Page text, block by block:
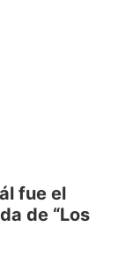
fue el
de “Los